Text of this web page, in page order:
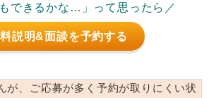
できるかな…」って思ったら／
説明&面談を予約する
が、ご応募が多く予約が取りにくい状